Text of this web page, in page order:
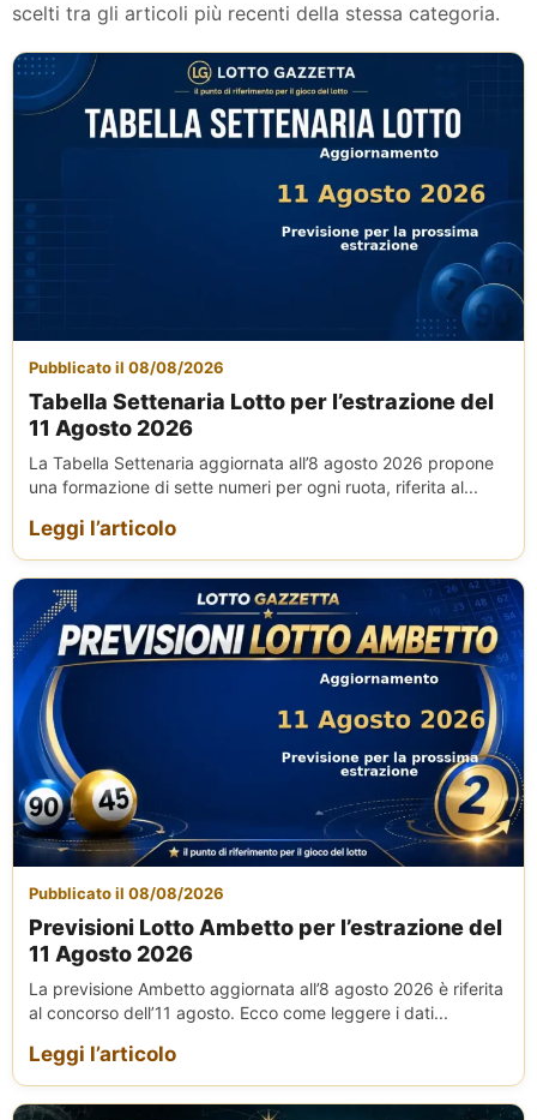
scelti tra gli articoli più recenti della stessa categoria.
Pubblicato il 08/08/2026
Tabella Settenaria Lotto per l’estrazione del
11 Agosto 2026
La Tabella Settenaria aggiornata all’8 agosto 2026 propone
una formazione di sette numeri per ogni ruota, riferita al...
Leggi l’articolo
Pubblicato il 08/08/2026
Previsioni Lotto Ambetto per l’estrazione del
11 Agosto 2026
La previsione Ambetto aggiornata all’8 agosto 2026 è riferita
al concorso dell’11 agosto. Ecco come leggere i dati...
Leggi l’articolo